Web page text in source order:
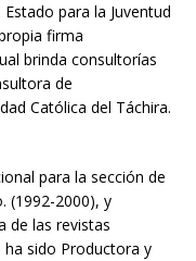
para la Juventud
firma
brinda consultorías
de
Católica del Táchira.
para la sección de
(1992-2000), y
de las revistas
ha sido Productora y